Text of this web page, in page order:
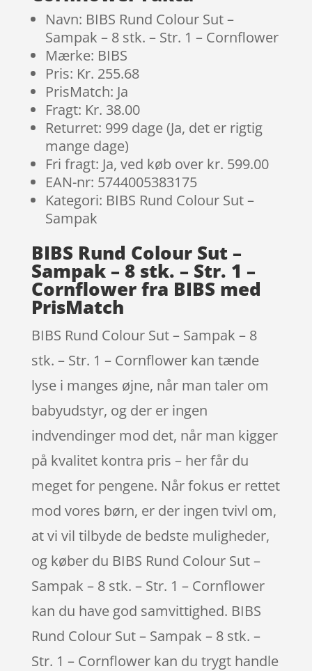
Navn: BIBS Rund Colour Sut –
Sampak – 8 stk. – Str. 1 – Cornflower
Mærke: BIBS
Pris: Kr. 255.68
PrisMatch: Ja
Fragt: Kr. 38.00
Returret: 999 dage (Ja, det er rigtig
mange dage)
Fri fragt: Ja, ved køb over kr. 599.00
EAN-nr: 5744005383175
Kategori: BIBS Rund Colour Sut –
Sampak
BIBS Rund Colour Sut –
Sampak – 8 stk. – Str. 1 –
Cornflower fra BIBS med
PrisMatch
BIBS Rund Colour Sut – Sampak – 8
stk. – Str. 1 – Cornflower kan tænde
lyse i manges øjne, når man taler om
babyudstyr, og der er ingen
indvendinger mod det, når man kigger
på kvalitet kontra pris – her får du
meget for pengene. Når fokus er rettet
mod vores børn, er der ingen tvivl om,
at vi vil tilbyde de bedste muligheder,
og køber du BIBS Rund Colour Sut –
Sampak – 8 stk. – Str. 1 – Cornflower
kan du have god samvittighed. BIBS
Rund Colour Sut – Sampak – 8 stk. –
Str. 1 – Cornflower kan du trygt handle